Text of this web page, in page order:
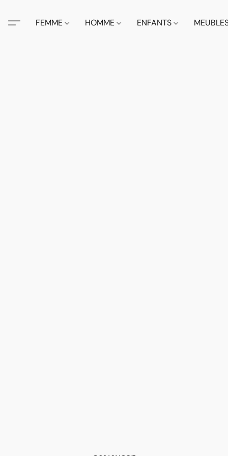
FEMME HOMME ENFANTS